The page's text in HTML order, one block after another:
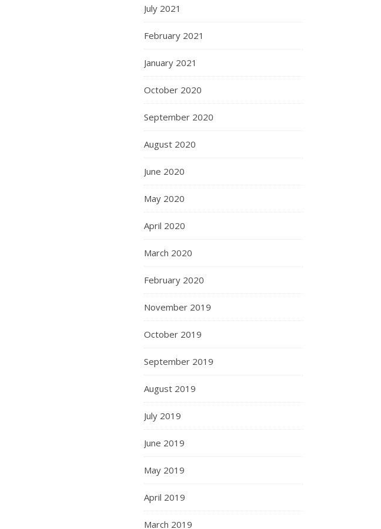
July 2021
February 2021
January 2021
October 2020
September 2020
August 2020
June 2020
May 2020
April 2020
March 2020
February 2020
November 2019
October 2019
September 2019
August 2019
July 2019
June 2019
May 2019
April 2019
March 2019